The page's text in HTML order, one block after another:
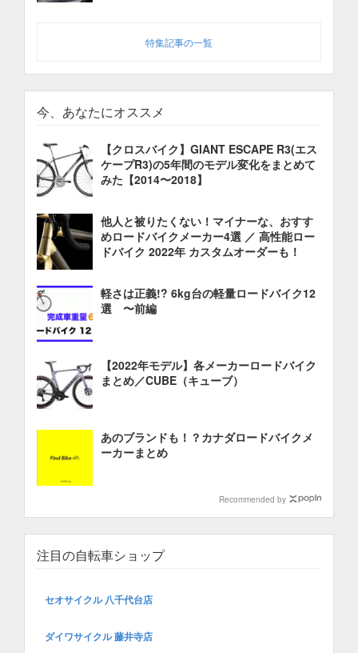
特集記事の一覧
今、あなたにオススメ
【クロスバイク】GIANT ESCAPE R3(エス
ケープR3)の5年間のモデル変化をまとめて
みた【2014〜2018】
他人と被りたくない！マイナーな、おすす
めロードバイクメーカー4選 ／ 高性能ロー
ドバイク 2022年 カスタムオーダーも！
軽さは正義!? 6kg台の軽量ロードバイク12
選 〜前編
【2022年モデル】各メーカーロードバイク
まとめ／CUBE（キューブ）
あのブランドも！？カナダロードバイクメ
ーカーまとめ
Recommended by
注目の自転車ショップ
セオサイクル 八千代台店
ダイワサイクル 藤井寺店